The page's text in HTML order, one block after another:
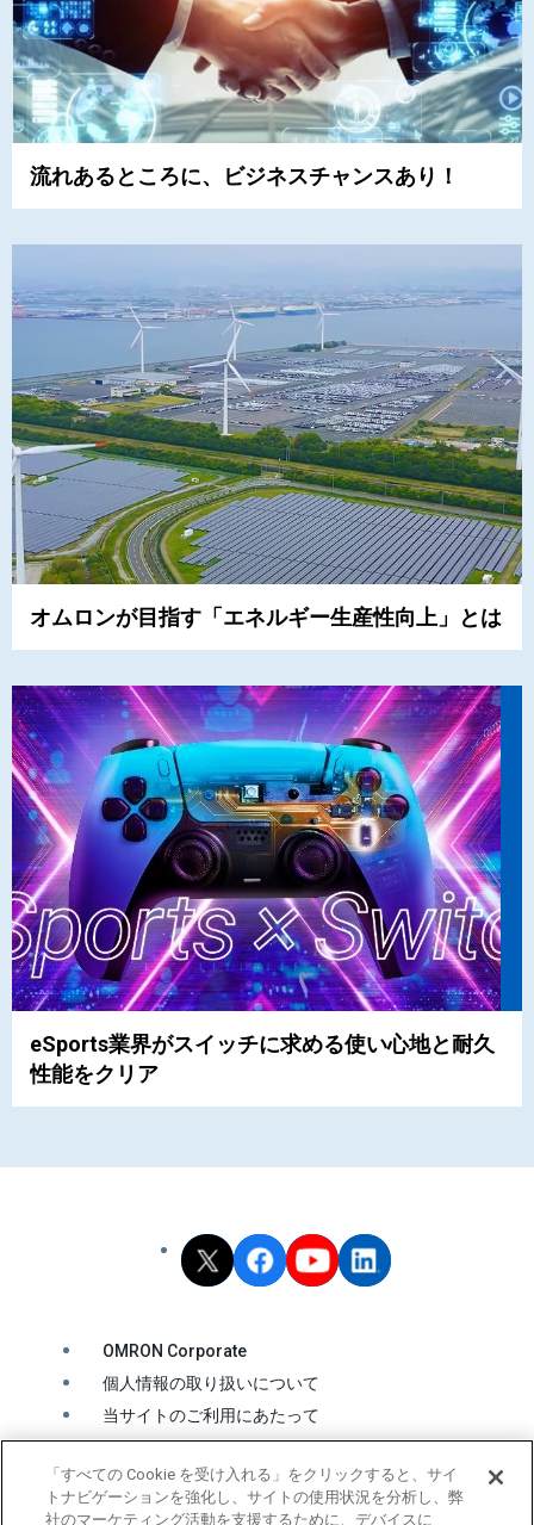
流れあるところに、ビジネスチャンスあり！
オムロンが目指す「エネルギー生産性向上」とは
eSports業界がスイッチに求める使い心地と耐久
性能をクリア
OMRON Corporate
個人情報の取り扱いについて
当サイトのご利用にあたって
クッキーの利用について
ソーシャルメディア公式アカウント運用ポリシー
ウェブアクセシビリティ方針
「すべての Cookie を受け入れる」をクリックすると、サイ
トナビゲーションを強化し、サイトの使用状況を分析し、弊
社のマーケティング活動を支援するために、デバイスに